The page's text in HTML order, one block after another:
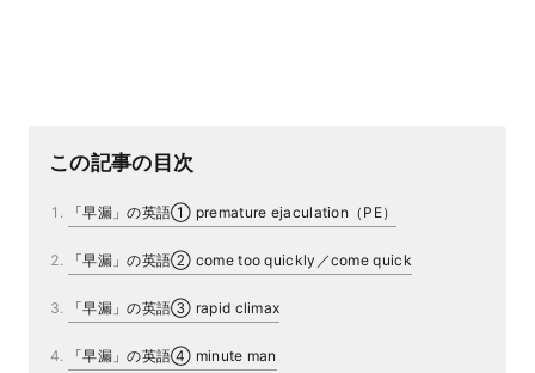
この記事の目次
「早漏」の英語① premature ejaculation（PE）
「早漏」の英語② come too quickly／come quick
「早漏」の英語③ rapid climax
「早漏」の英語④ minute man